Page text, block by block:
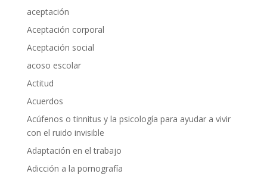
aceptación
Aceptación corporal
Aceptación social
acoso escolar
Actitud
Acuerdos
Acúfenos o tinnitus y la psicología para ayudar a vivir
con el ruido invisible
Adaptación en el trabajo
Adicción a la pornografía